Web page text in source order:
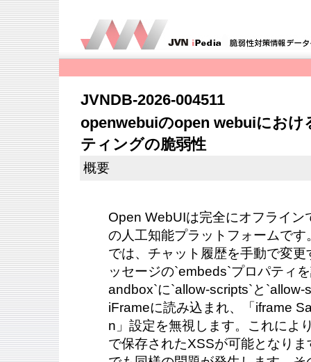
JVNDB-2026-004511
openwebuiのopen webuiにおけ
ティングの脆弱性
概要
Open WebUIは完全にオフライン
の人工知能プラットフォームで
では、チャット履歴を手動で変
ッセージの`embeds`プロパティ
andbox`に`allow-scripts`と`allow-
iFrameに読み込まれ、「iframe
n」設定を無視します。これによ
で保存されたXSSが可能となり